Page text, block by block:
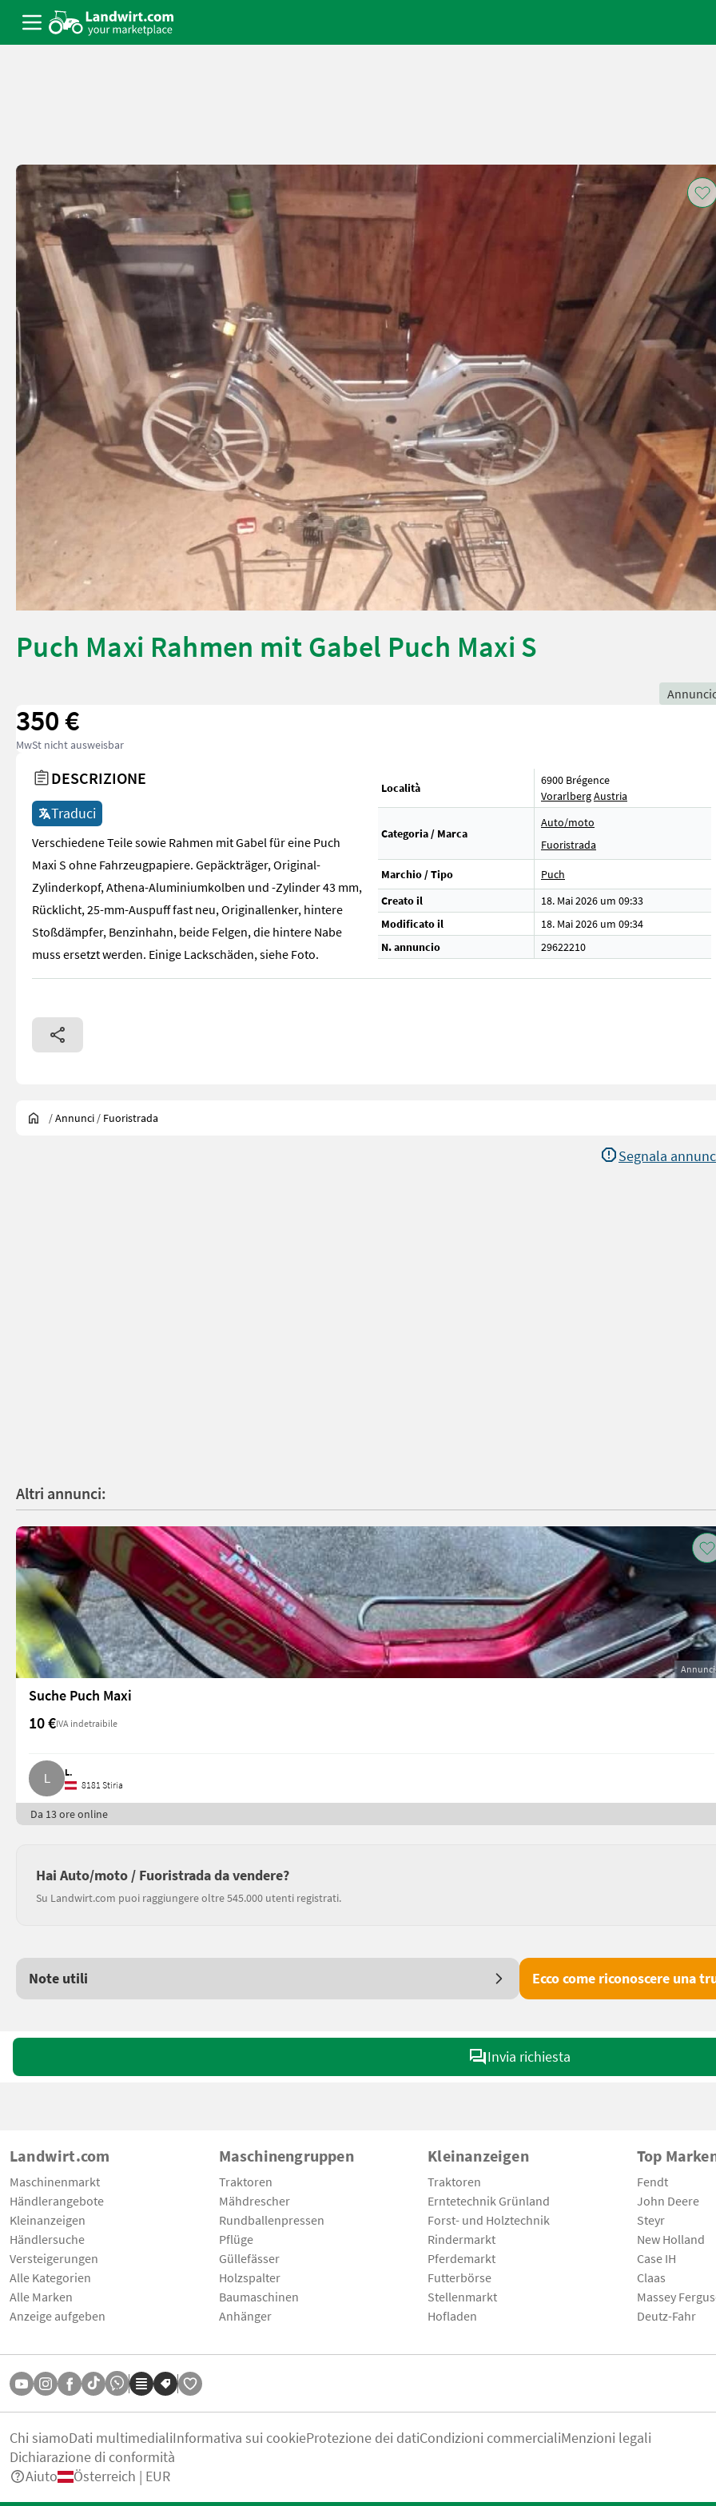
Puch Maxi Rahmen mit Gabel Puch Maxi S
350 €
MwSt nicht ausweisbar
DESCRIZIONE
Traduci
Verschiedene Teile sowie Rahmen mit Gabel für eine Puch
Maxi S ohne Fahrzeugpapiere. Gepäckträger, Original-
Zylinderkopf, Athena-Aluminiumkolben und -Zylinder 43 mm,
Rücklicht, 25-mm-Auspuff fast neu, Originallenker, hintere
Stoßdämpfer, Benzinhahn, beide Felgen, die hintere Nabe
muss ersetzt werden. Einige Lackschäden, siehe Foto.
Località
6900 Brégence
VorarlbergAustria
Categoria / Marca
Auto/moto
Fuoristrada
Marchio / Tipo
Puch
Creato il
18. Mai 2026 um 09:33
Modificato il
18. Mai 2026 um 09:34
N. annuncio
29622210
/Annunci / Fuoristrada
Segnala
Altri annunci:
Suche Puch Maxi
10 €IVA indetraibile
L.
8181 Stiria
Da 13 ore online
Hai Auto/moto / Fuoristrada da vendere?
Su Landwirt.com puoi raggiungere oltre 545.000 utenti registrati.
Note utili Ecco come riconoscere una
Invia richiesta
Landwirt.com
Maschinenmarkt
Händlerangebote
Kleinanzeigen
Händlersuche
Versteigerungen
Alle Kategorien
Alle Marken
Anzeige aufgeben
Maschinengruppen
Traktoren
Mähdrescher
Rundballenpressen
Pflüge
Güllefässer
Holzspalter
Baumaschinen
Anhänger
Kleinanzeigen
Traktoren
Erntetechnik Grünland
Forst- und Holztechnik
Rindermarkt
Pferdemarkt
Futterbörse
Stellenmarkt
Hofladen
Top
Fendt
John Deere
Steyr
New Holland
Case IH
Claas
Massey
Deutz-Fahr
Chi siamoDati multimedialiInformativa sui cookieProtezione dei datiCondizioni commercialiMenzioni legali
Dichiarazione di conformità
Aiuto
Österreich | EUR